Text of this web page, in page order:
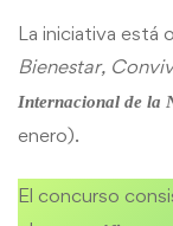
La iniciativa está
Bienestar,
Internacional de la
enero).
El concurso